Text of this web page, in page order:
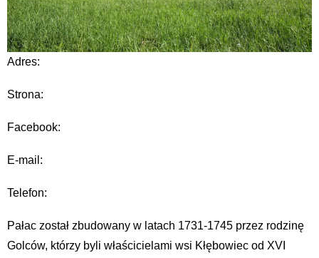
Adres:
Strona:
Facebook:
E-mail:
Telefon:
Pałac został zbudowany w latach 1731-1745 przez rodzinę
Golców, którzy byli właścicielami wsi Kłębowiec od XVI